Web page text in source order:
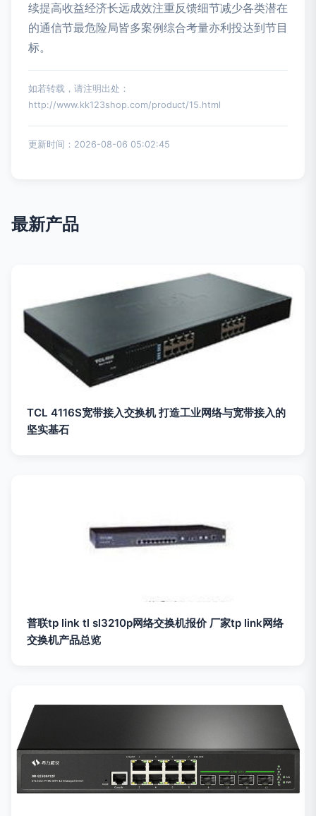
续提高收益经济长远成效注重反馈细节减少各类潜在
的通信节最危险局皆多案例综合考量亦利投达到节目
标。
如若转载，请注明出处：
http://www.kk123shop.com/product/15.html
更新时间：2026-08-06 05:02:45
最新产品
TCL 4116S宽带接入交换机 打造工业网络与宽带接入的
坚实基石
普联tp link tl sl3210p网络交换机报价 厂家tp link网络
交换机产品总览